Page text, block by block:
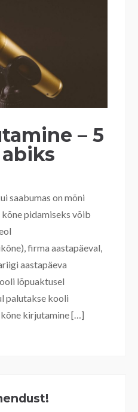
– 5
saabumas on mõni
kõne pidamiseks võib
firma aastapäeval,
aastapäeva
lõpuaktusel
palutakse kooli
kirjutamine […]